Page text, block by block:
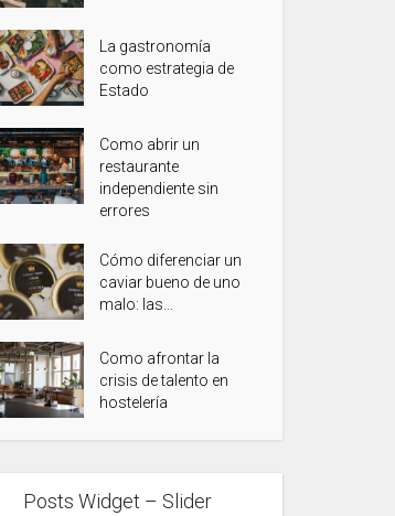
La gastronomía
como estrategia de
Estado
Como abrir un
restaurante
independiente sin
errores
Cómo diferenciar un
caviar bueno de uno
malo: las...
Como afrontar la
crisis de talento en
hostelería
Posts Widget – Slider